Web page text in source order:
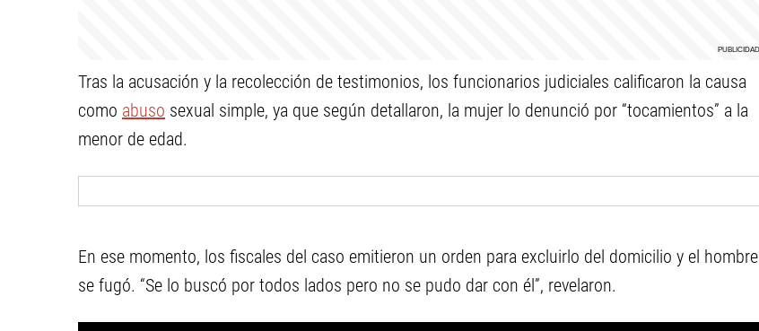
Tras la acusación y la recolección de testimonios, los funcionarios judiciales calificaron la causa
como abuso sexual simple, ya que según detallaron, la mujer lo denunció por “tocamientos” a la
menor de edad.
En ese momento, los fiscales del caso emitieron un orden para excluirlo del domicilio y el hombre
se fugó. “Se lo buscó por todos lados pero no se pudo dar con él”, revelaron.